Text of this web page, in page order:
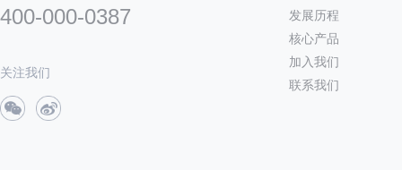
400-000-0387
关注我们
发展历程
核心产品
加入我们
联系我们